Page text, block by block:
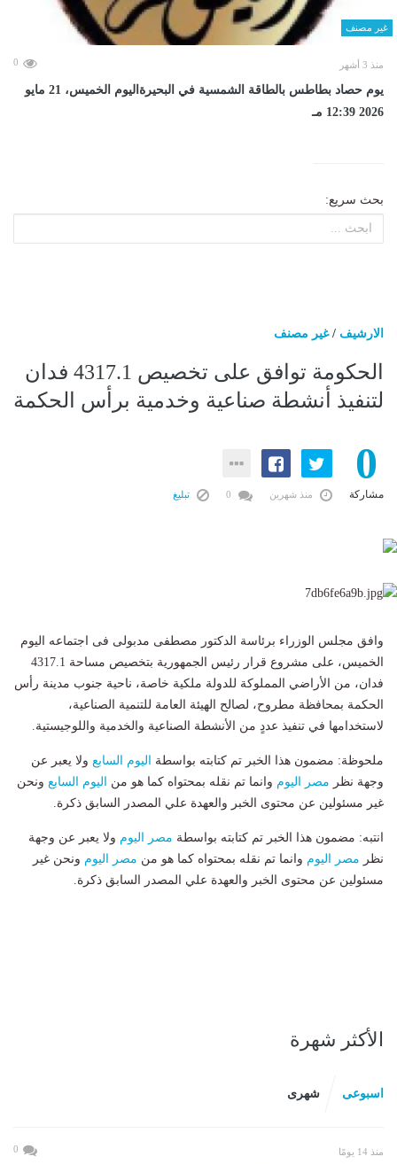
غير مصنف
منذ 3 أشهر 0
يوم حصاد بطاطس بالطاقة الشمسية في البحيرةاليوم الخميس، 21 مايو
2026 12:39 مـ
بحث سريع:
الارشيف /غير مصنف
الحكومة توافق على تخصيص 4317.1 فدان
لتنفيذ أنشطة صناعية وخدمية برأس الحكمة
0
مشاركة منذ شهرين تبليغ
وافق مجلس الوزراء برئاسة الدكتور مصطفى مدبولى فى اجتماعه اليوم
الخميس، على مشروع قرار رئيس الجمهورية بتخصيص مساحة 4317.1
فدان، من الأراضي المملوكة للدولة ملكية خاصة، ناحية جنوب مدينة رأس
الحكمة بمحافظة مطروح، لصالح الهيئة العامة للتنمية الصناعية،
لاستخدامها في تنفيذ عددٍ من الأنشطة الصناعية والخدمية واللوجيستية.
ملحوظة: مضمون هذا الخبر تم كتابته بواسطة اليوم السابع ولا يعبر عن
وجهة نظر مصر اليوم وانما تم نقله بمحتواه كما هو من اليوم السابع ونحن
غير مسئولين عن محتوى الخبر والعهدة علي المصدر السابق ذكرة.
انتبه: مضمون هذا الخبر تم كتابته بواسطة مصر اليوم ولا يعبر عن وجهة
نظر مصر اليوم وانما تم نقله بمحتواه كما هو من مصر اليوم ونحن غير
مسئولين عن محتوى الخبر والعهدة علي المصدر السابق ذكرة.
الأكثر شهرة
اسبوعى شهرى
منذ 14 يومًا 0